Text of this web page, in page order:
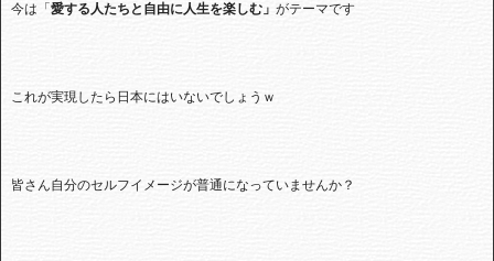
今は「 愛する人たちと自由に人生を楽しむ」 がテーマです
これが実現したら日本にはいないでしょうｗ
皆さん自分のセルフイメージが普通になっていませんか？